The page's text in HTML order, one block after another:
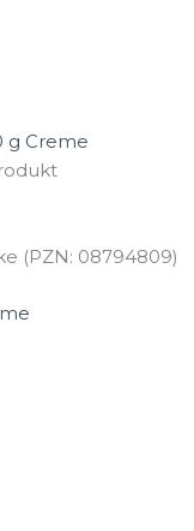
g Creme
(PZN: 08794809)